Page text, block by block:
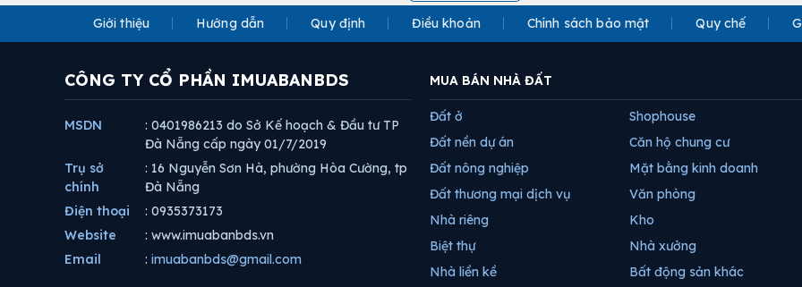
Giới thiệu Hướng dẫn Quy định Điều khoản Chính sách bảo mật Quy chế
CÔNG TY CỔ PHẦN IMUABANBDS
MSDN
: 0401986213 do Sở Kế hoạch & Đầu tư TP
Đà Nẵng cấp ngày 01/7/2019
Trụ sở
chính
: 16 Nguyễn Sơn Hà, phường Hòa Cường, tp
Đà Nẵng
Điện thoại
: 0935373173
Website
: www.imuabanbds.vn
Email
: imuabanbds@gmail.com
MUA BÁN NHÀ ĐẤT
Đất ở
Đất nền dự án
Đất nông nghiệp
Đất thương mại dịch vụ
Nhà riêng
Biệt thự
Nhà liền kề
Shophouse
Căn hộ chung cư
Mặt bằng kinh doanh
Văn phòng
Kho
Nhà xưởng
Bất động sản khác